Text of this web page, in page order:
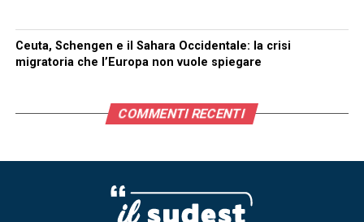
Ceuta, Schengen e il Sahara Occidentale: la crisi
migratoria che l’Europa non vuole spiegare
COMMENTI RECENTI